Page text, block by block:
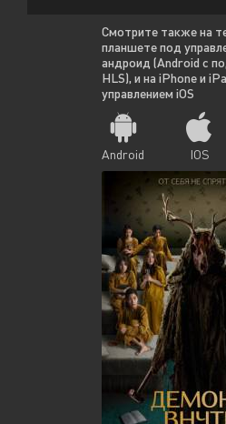
Смотрите также на
планшете под
андроид (Android с
HLS), и на iPhone и
управлением iOS
Android IOS